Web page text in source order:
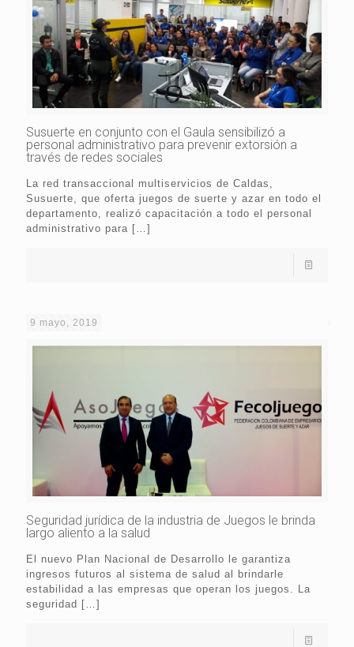
Susuerte en conjunto con el Gaula sensibilizó a
personal administrativo para prevenir extorsión a
través de redes sociales
La red transaccional multiservicios de Caldas,
Susuerte, que oferta juegos de suerte y azar en todo el
departamento, realizó capacitación a todo el personal
administrativo para […]
9 mayo, 2019
Seguridad jurídica de la industria de Juegos le brinda
largo aliento a la salud
El nuevo Plan Nacional de Desarrollo le garantiza
ingresos futuros al sistema de salud al brindarle
estabilidad a las empresas que operan los juegos. La
seguridad […]